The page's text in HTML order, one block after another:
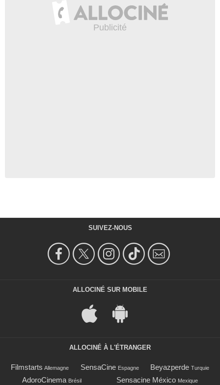
SUIVEZ-NOUS
ALLOCINÉ SUR MOBILE
ALLOCINÉ À L'ÉTRANGER
Filmstarts Allemagne SensaCine Espagne Beyazperde Turquie
AdoroCinema Brésil Sensacine México Mexique